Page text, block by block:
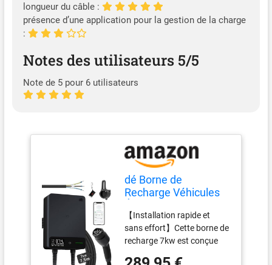
longueur du câble :
présence d’une application pour la gestion de la charge
:
Notes des utilisateurs 5/5
Note de 5 pour 6 utilisateurs
dé Borne de
Recharge Véhicules
[7,5m, 6-32A,
Monophasé] Wallbox
7kW avec Câble de
Recharge Type 2
【Installation rapide et
sans effort】Cette borne de
recharge 7kw est conçue